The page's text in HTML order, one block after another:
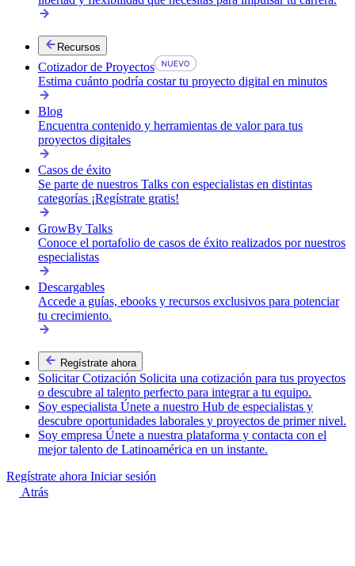
Reclutamiento de talento
Conectamos a tu empresa con especialistas digitales validados.
Recursos
Cotizador de Proyectos
Estima cuánto podría costar tu proyecto digital en minutos
Blog
Encuentra contenido y herramientas de valor para tus
proyectos digitales
Casos de éxito
Se parte de nuestros Talks con especialistas en distintas
categorías ¡Regístrate gratis!
GrowBy Talks
Conoce el portafolio de casos de éxito realizados por nuestros
especialistas
Descargables
Accede a guías, ebooks y recursos exclusivos para potenciar
tu crecimiento.
Regístrate ahora
Solicitar Cotización Solicita una cotización para tus proyectos
o descubre al talento perfecto para integrar a tu equipo.
Soy especialista Únete a nuestro Hub de especialistas y
descubre oportunidades laborales y proyectos de primer nivel.
Soy empresa Únete a nuestra plataforma y contacta con el
mejor talento de Latinoamérica en un instante.
Regístrate ahora Iniciar sesión
Atrás